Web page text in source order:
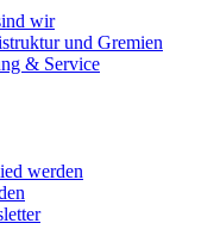
wir
und Gremien
& Service
werden